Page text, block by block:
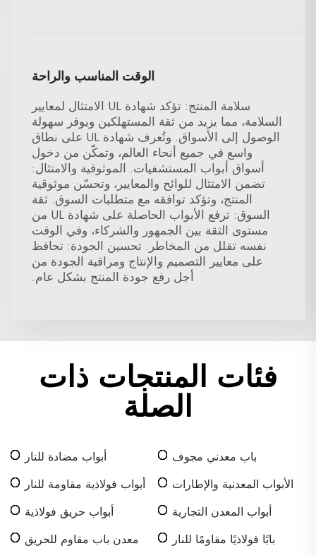
الوقت المناسب والراحة
سلامة المنتج: تؤكد شهادة UL الامتثال لمعايير
السلامة، مما يزيد من ثقة المستهلكين ويوفر سهولة
الوصول إلى الأسواق. وتُعرف شهادة UL على نطاق
واسع في جميع أنحاء العالم، وتمكّن من دخول
أسواق أبواب المستشفيات. الموثوقية والامتثال:
تضمن الامتثال للوائح والمعايير، وتحسّن موثوقية
المنتج، وتؤكد توافقه مع متطلبات السوق. ثقة
السوق: ترفع الأبواب الحاصلة على شهادة UL من
مستوى الثقة بين الجمهور والشركاء، وفي الوقت
نفسه تقلل من المخاطر. تحسين الجودة: تحافظ
على معايير التصميم والإنتاج ومراقبة الجودة من
أجل رفع جودة المنتج بشكل عام.
فئات المنتجات ذات
الصلة
باب معدني مجوف
أبواب مضادة للنار
الأبواب المعدنية والإطارات
أبواب فولاذية مقاومة للنار
أبواب المعدن التجارية
أبواب حريق فولاذية
بابًا فولاذيًا مقاومًا للنار
معدن باب مقاوم للحريق